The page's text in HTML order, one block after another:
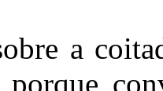
a
porque